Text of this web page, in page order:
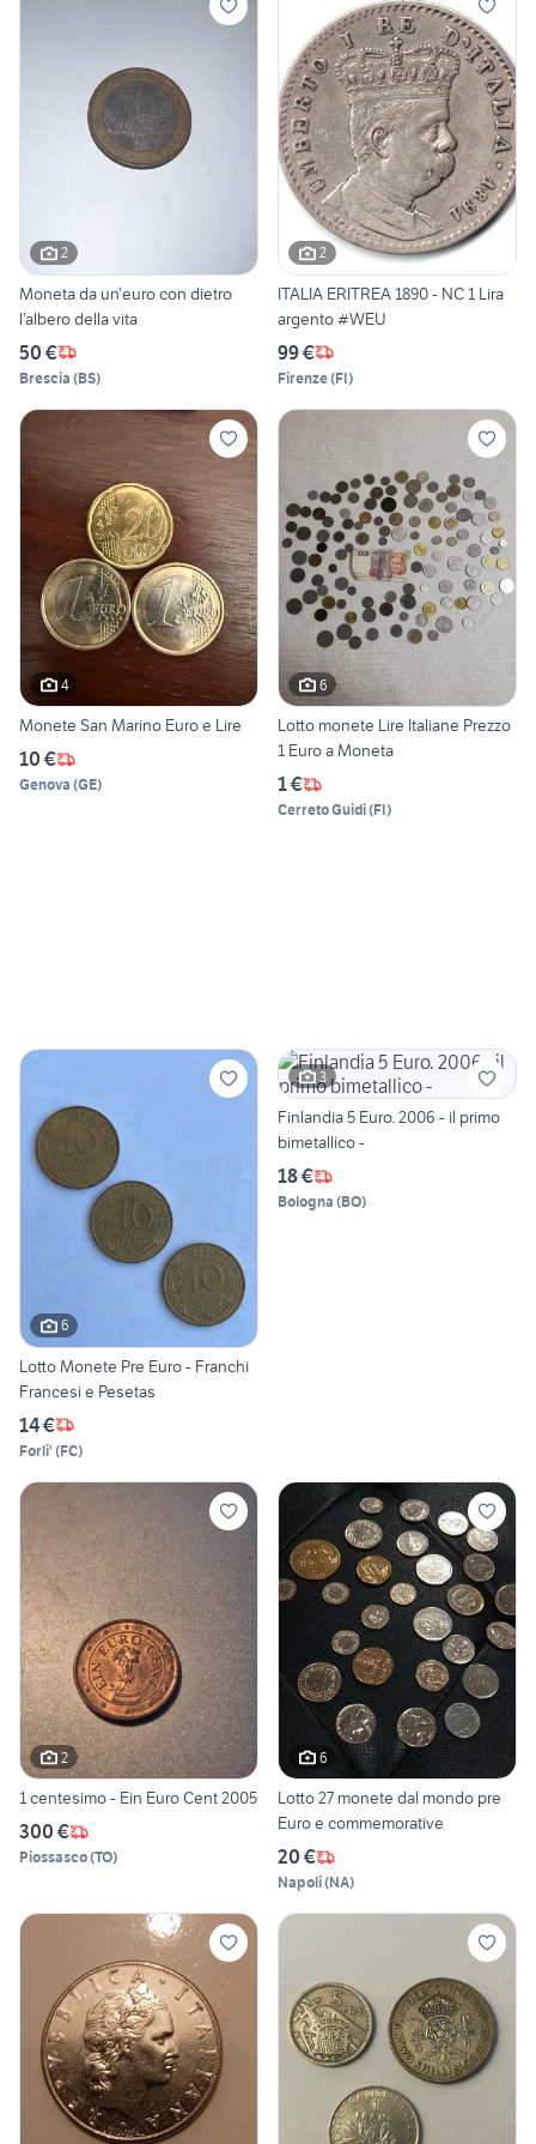
2
Moneta da un’euro con dietro
l’albero della vita
50 €
Brescia (BS)
2
ITALIA ERITREA 1890 - NC 1 Lira
argento #WEU
99 €
Firenze(FI)
4
Monete San Marino Euro e Lire
10 €
Genova (GE)
6
Lotto monete Lire Italiane Prezzo
1 Euro a Moneta
1 €
Cerreto Guidi(FI)
6
Lotto Monete Pre Euro - Franchi
Francesi e Pesetas
14 €
Forli' (FC)
3
Finlandia 5 Euro. 2006 - il primo
bimetallico -
18 €
Bologna (BO)
2
1 centesimo - Ein Euro Cent 2005
300 €
Piossasco(TO)
6
Lotto 27 monete dal mondo pre
Euro e commemorative
20 €
Napoli(NA)